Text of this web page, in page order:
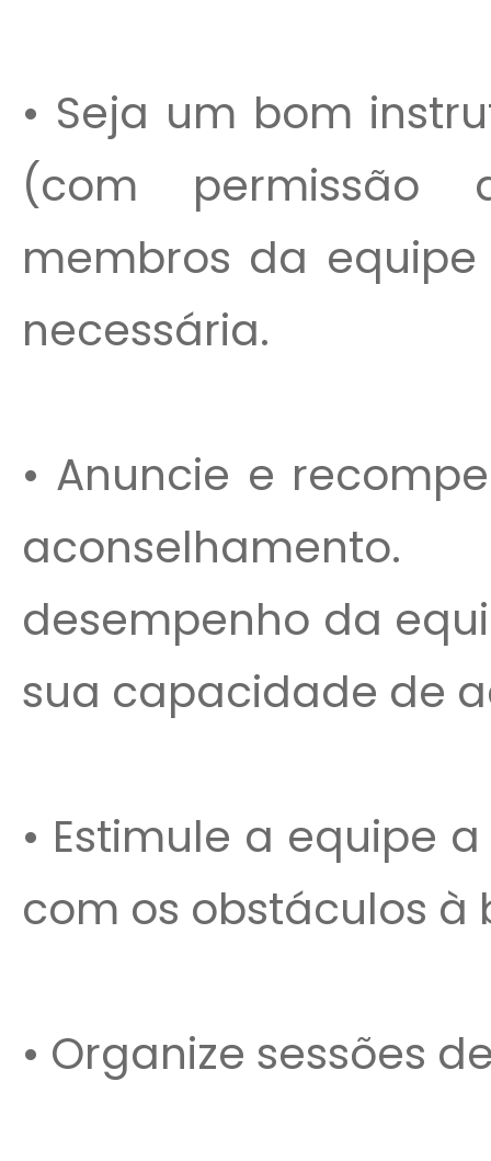
• Seja um bom
(com
membros da
necessária.
• Anuncie e
desempenho da
sua capacidade de
• Estimule a equipe
com os obstáculos à
• Organize sessões